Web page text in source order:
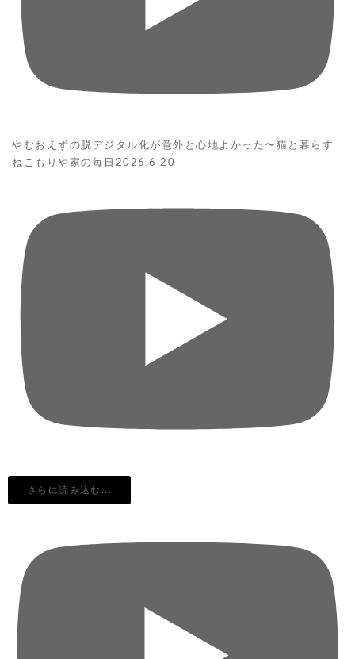
やむおえずの脱デジタル化が意外と心地よかった〜猫と暮らす
ねこもりや家の毎日2026.6.20
さらに読み込む...